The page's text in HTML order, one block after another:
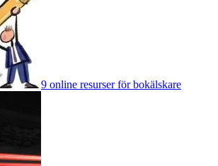
9 online resurser för bokälskare